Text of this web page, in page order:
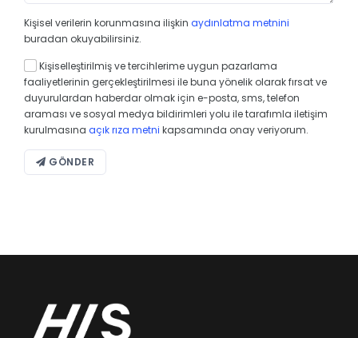
Kişisel verilerin korunmasına ilişkin aydınlatma metnini
buradan okuyabilirsiniz.
Kişiselleştirilmiş ve tercihlerime uygun pazarlama
faaliyetlerinin gerçekleştirilmesi ile buna yönelik olarak fırsat ve
duyurulardan haberdar olmak için e-posta, sms, telefon
araması ve sosyal medya bildirimleri yolu ile tarafımla iletişim
kurulmasına açık rıza metni kapsamında onay veriyorum.
GÖNDER